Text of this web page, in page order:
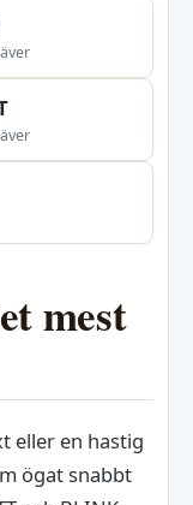
mest
eller en hastig
ögat snabbt